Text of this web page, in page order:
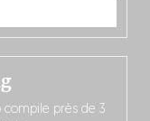
compile près de 3